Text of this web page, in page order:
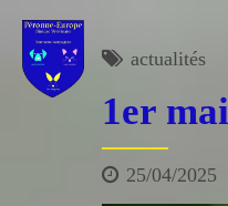
actualités
1er
25/04/2025